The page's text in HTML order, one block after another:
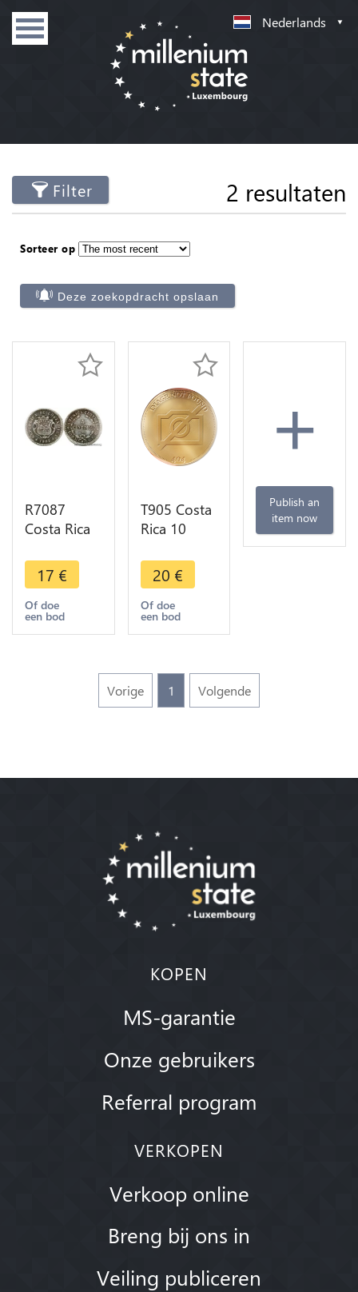
Nederlands
Filter 2 resultaten
Sorteer op
Deze zoekopdracht opslaan
R7087
Costa Rica
1905 Silver
AU UNC ->
Make offer
17 €
Of doe
een bod
T905 Costa
Rica 10
1918 ->
Make offer
20 €
Of doe
een bod
+
Publish an
item now
Vorige 1 Volgende
KOPEN
MS-garantie
Onze gebruikers
Referral program
VERKOPEN
Verkoop online
Breng bij ons in
Veiling publiceren